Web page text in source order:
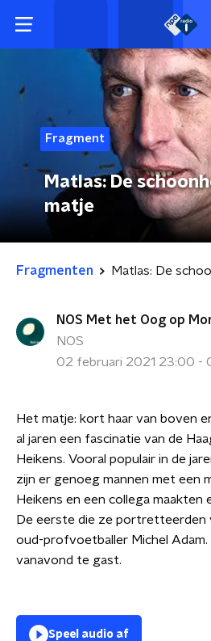
Fragment
Matlas: De
matje
Fragmenten Matlas: De
NOS Met het Oog op
NOS
02 februari 2021 23:00 -
Het matje: kort haar van boven
al jaren een fascinatie van de
Heikens. Vooral populair in de
zijn er genoeg mannen met een
Heikens en een collega
De eerste die ze portretteerden
oud-profvoetballer Michel Adam.
vanavond te gast.
Speel audio af